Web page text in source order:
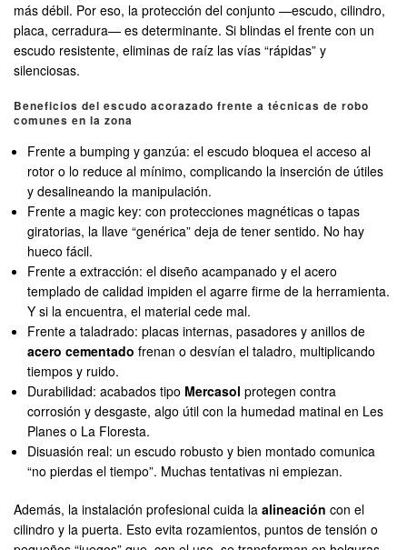
más débil. Por eso, la protección del conjunto —escudo, cilindro,
placa, cerradura— es determinante. Si blindas el frente con un
escudo resistente, eliminas de raíz las vías “rápidas” y
silenciosas.
Beneficios del escudo acorazado frente a técnicas de robo
comunes en la zona
Frente a bumping y ganzúa: el escudo bloquea el acceso al
rotor o lo reduce al mínimo, complicando la inserción de útiles
y desalineando la manipulación.
Frente a magic key: con protecciones magnéticas o tapas
giratorias, la llave “genérica” deja de tener sentido. No hay
hueco fácil.
Frente a extracción: el diseño acampanado y el acero
templado de calidad impiden el agarre firme de la herramienta.
Y si la encuentra, el material cede mal.
Frente a taladrado: placas internas, pasadores y anillos de
acero cementado frenan o desvían el taladro, multiplicando
tiempos y ruido.
Durabilidad: acabados tipo Mercasol protegen contra
corrosión y desgaste, algo útil con la humedad matinal en Les
Planes o La Floresta.
Disuasión real: un escudo robusto y bien montado comunica
“no pierdas el tiempo”. Muchas tentativas ni empiezan.
Además, la instalación profesional cuida la alineación con el
cilindro y la puerta. Esto evita rozamientos, puntos de tensión o